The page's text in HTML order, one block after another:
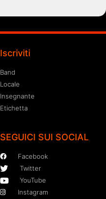
Iscriviti
Band
Locale
Insegnante
Etichetta
SEGUICI SUI SOCIAL
Facebook
Twitter
YouTube
Instagram